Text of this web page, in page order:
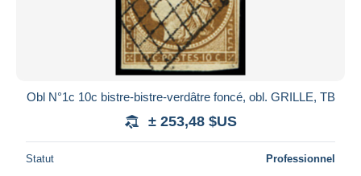
Obl N°1c 10c bistre-bistre-verdâtre foncé, obl. GRILLE, TB
± 253,48 $US
Statut Professionnel